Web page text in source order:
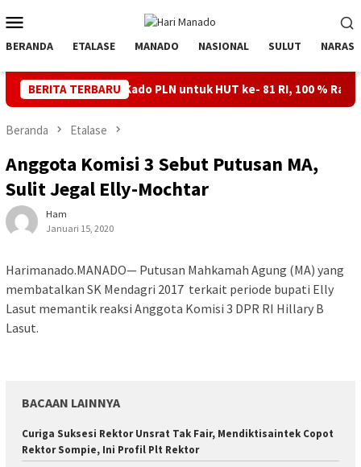
ke
kontenMobile
BERANDA ETALASE MANADO NASIONAL SULUT NARASI
BERITA TERBARU
Kado PLN untuk HUT ke- 81 RI, 100 % Rasio Desa
Beranda Etalase
Anggota Komisi 3 Sebut Putusan MA,
Sulit Jegal Elly-Mochtar
Ham
Januari 15, 2020
Harimanado.MANADO— Putusan Mahkamah Agung (MA) yang
membatalkan SK Mendagri 2017 terkait periode bupati Elly
Lasut memantik reaksi Anggota Komisi 3 DPR RI Hillary B
Lasut.
BACAAN LAINNYA
Curiga Suksesi Rektor Unsrat Tak Fair, Mendiktisaintek Copot
Rektor Sompie, Ini Profil Plt Rektor